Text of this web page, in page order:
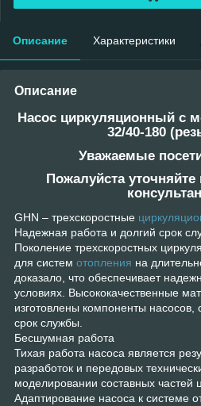
Описание Характеристики
Описание
Насос циркуляционный с
32/40-180
Уважаемые
Пожалуйста
GHN – трехскоростные
Надежная работа и долгий срок
Поколение трехскоростных
для систем отопления на
доказало, что обеспечивает
условиях. Высококачественные
изготовлены компоненты насосов,
срок службы.
Бесшумная работа
Тихая работа насоса является
разработок и передовых
моделировании составных частей
Адаптирование насоса к системе